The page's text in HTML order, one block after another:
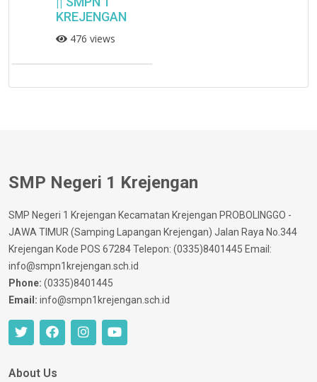
KREJENGAN
476 views
SMP Negeri 1 Krejengan
SMP Negeri 1 Krejengan Kecamatan Krejengan PROBOLINGGO -
JAWA TIMUR (Samping Lapangan Krejengan) Jalan Raya No.344
Krejengan Kode POS 67284 Telepon: (0335)8401445 Email:
info@smpn1krejengan.sch.id
Phone: (0335)8401445
Email: info@smpn1krejengan.sch.id
About Us